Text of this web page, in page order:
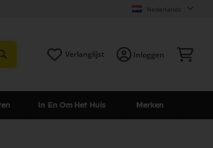
Nederlands
Verlanglijst Inloggen
In En Om Het Huis Merken